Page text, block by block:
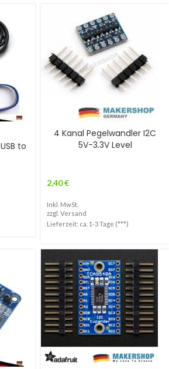
to
4 Kanal Pegelwandler I2C
5V-3.3V Level
2,40€
Inkl. MwSt.
zzgl. Versand
Lieferzeit: ca. 1-3 Tage (***)